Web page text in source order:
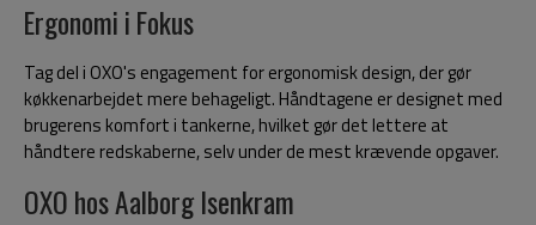
Ergonomi i Fokus
Tag del i OXO's engagement for ergonomisk design, der gør
køkkenarbejdet mere behageligt. Håndtagene er designet med
brugerens komfort i tankerne, hvilket gør det lettere at
håndtere redskaberne, selv under de mest krævende opgaver.
OXO hos Aalborg Isenkram